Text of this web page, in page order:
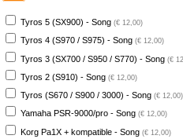
Tyros 5 (SX900) - Song (€ 12,00)
Tyros 4 (S970 / S975) - Song (€ 12,00)
Tyros 3 (SX700 / S950 / S770) - Song (€
Tyros 2 (S910) - Song (€ 12,00)
Tyros (S670 / S900 / 3000) - Song (€ 12,00)
Yamaha PSR-9000/pro - Song (€ 12,00)
Korg Pa1X + kompatible - Song (€ 12,00)